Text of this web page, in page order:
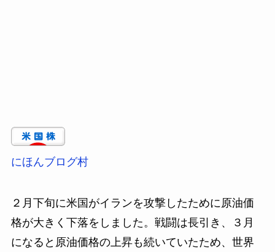
にほんブログ村
２月下旬に米国がイランを攻撃したために原油価
格が大きく下落をしました。戦闘は長引き、３月
になると原油価格の上昇も続いていたため、世界